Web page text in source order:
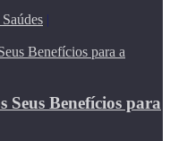
Saúdes |
Seus Benefícios para